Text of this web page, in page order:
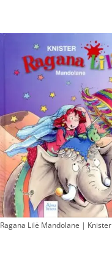
Ragana Lilė Mandolane | Knister